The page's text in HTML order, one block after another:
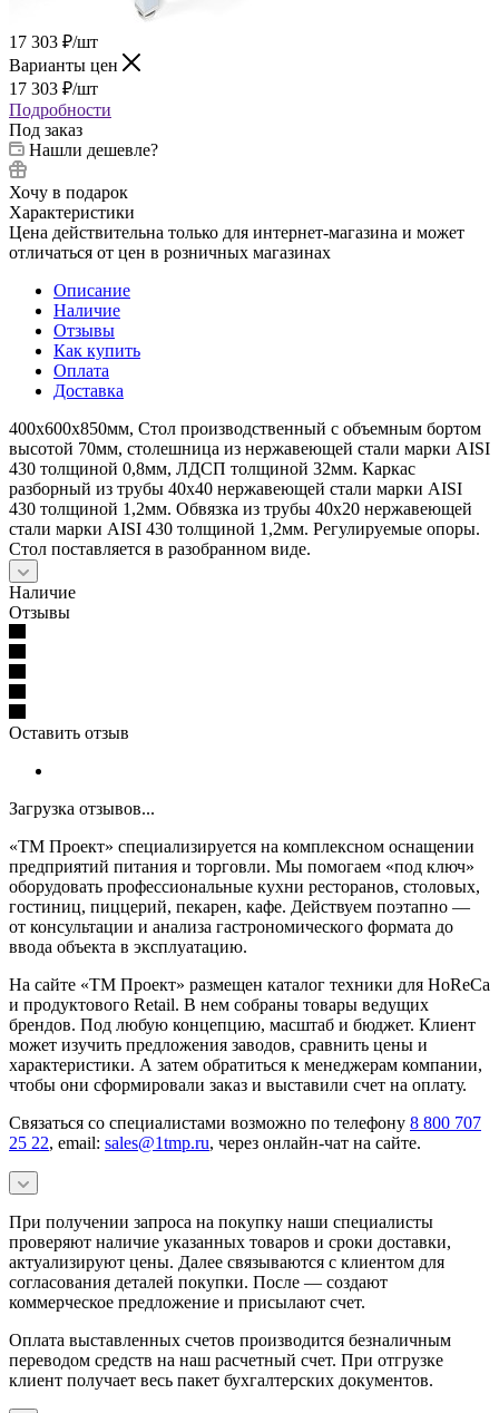
17 303 ₽/шт
Варианты цен
17 303 ₽/шт
Подробности
Под заказ
Нашли дешевле?
Хочу в подарок
Характеристики
Цена действительна только для интернет-магазина и может
отличаться от цен в розничных магазинах
Описание
Наличие
Отзывы
Как купить
Оплата
Доставка
400х600х850мм, Стол производственный с объемным бортом
высотой 70мм, столешница из нержавеющей стали марки AISI
430 толщиной 0,8мм, ЛДСП толщиной 32мм. Каркас
разборный из трубы 40х40 нержавеющей стали марки AISI
430 толщиной 1,2мм. Обвязка из трубы 40х20 нержавеющей
стали марки AISI 430 толщиной 1,2мм. Регулируемые опоры.
Стол поставляется в разобранном виде.
Наличие
Отзывы
Оставить отзыв
Загрузка отзывов...
«ТМ Проект» специализируется на комплексном оснащении
предприятий питания и торговли. Мы помогаем «под ключ»
оборудовать профессиональные кухни ресторанов, столовых,
гостиниц, пиццерий, пекарен, кафе. Действуем поэтапно —
от консультации и анализа гастрономического формата до
ввода объекта в эксплуатацию.
На сайте «ТМ Проект» размещен каталог техники для HoReCa
и продуктового Retail. В нем собраны товары ведущих
брендов. Под любую концепцию, масштаб и бюджет. Клиент
может изучить предложения заводов, сравнить цены и
характеристики. А затем обратиться к менеджерам компании,
чтобы они сформировали заказ и выставили счет на оплату.
Связаться со специалистами возможно по телефону 8 800 707
25 22, email: sales@1tmp.ru, через онлайн-чат на сайте.
При получении запроса на покупку наши специалисты
проверяют наличие указанных товаров и сроки доставки,
актуализируют цены. Далее связываются с клиентом для
согласования деталей покупки. После — создают
коммерческое предложение и присылают счет.
Оплата выставленных счетов производится безналичным
переводом средств на наш расчетный счет. При отгрузке
клиент получает весь пакет бухгалтерских документов.